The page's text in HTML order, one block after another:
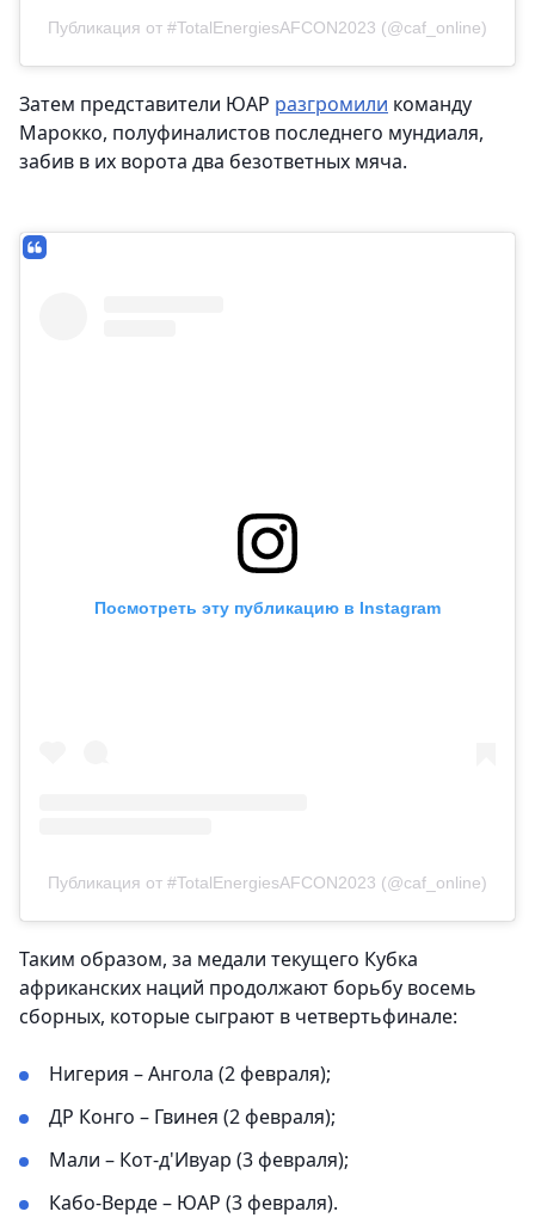
Публикация от #TotalEnergiesAFCON2023 (@caf_online)
Затем представители ЮАР разгромили команду
Марокко, полуфиналистов последнего мундиаля,
забив в их ворота два безответных мяча.
Посмотреть эту публикацию в Instagram
Публикация от #TotalEnergiesAFCON2023 (@caf_online)
Таким образом, за медали текущего Кубка
африканских наций продолжают борьбу восемь
сборных, которые сыграют в четвертьфинале:
Нигерия – Ангола (2 февраля);
ДР Конго – Гвинея (2 февраля);
Мали – Кот-д'Ивуар (3 февраля);
Кабо-Верде – ЮАР (3 февраля).